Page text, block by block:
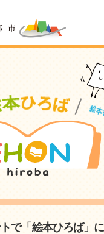
で「絵本ひろば」